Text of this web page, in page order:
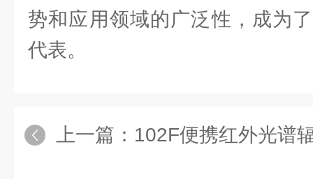
势和应用领域的广泛性，成为
代表。
上一篇： 102F便携红外光谱辐射计